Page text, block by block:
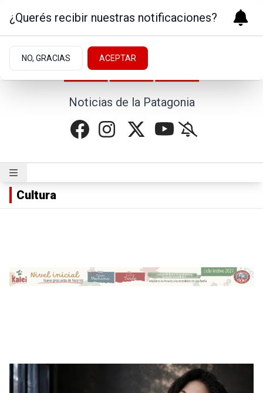
Noticias de la Patagonia
Cultura
¿Querés recibir nuestras notificaciones?
NO, GRACIAS ACEPTAR